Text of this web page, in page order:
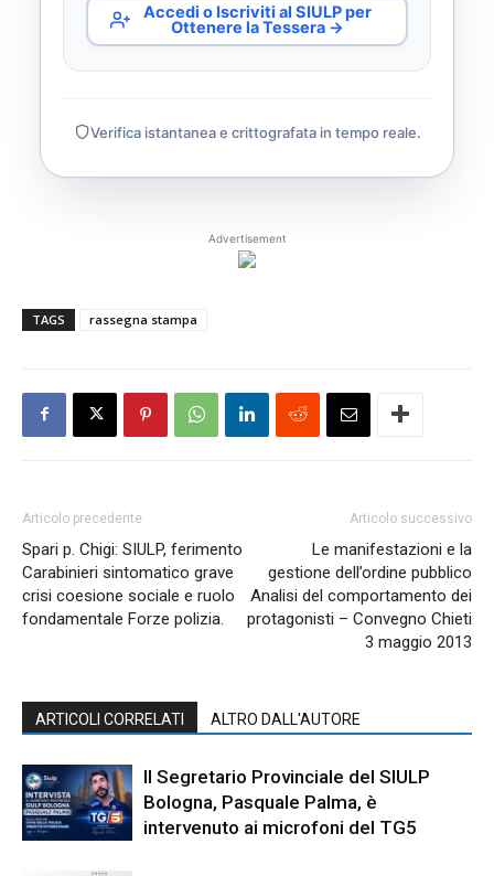
Accedi o Iscriviti al SIULP per
Ottenere la Tessera →
Verifica istantanea e crittografata in tempo reale.
Advertisement
TAGS rassegna stampa
Articolo precedente
Spari p. Chigi: SIULP, ferimento
Carabinieri sintomatico grave
crisi coesione sociale e ruolo
fondamentale Forze polizia.
Articolo successivo
Le manifestazioni e la
gestione dell’ordine pubblico
Analisi del comportamento dei
protagonisti – Convegno Chieti
3 maggio 2013
ARTICOLI CORRELATI ALTRO DALL'AUTORE
Il Segretario Provinciale del SIULP
Bologna, Pasquale Palma, è
intervenuto ai microfoni del TG5